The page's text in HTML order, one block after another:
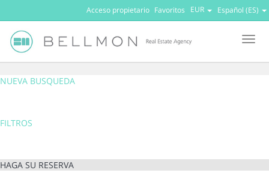
Español (ES)
EUR
Favoritos
Acceso propietario
NUEVA BUSQUEDA
FILTROS
HAGA SU RESERVA